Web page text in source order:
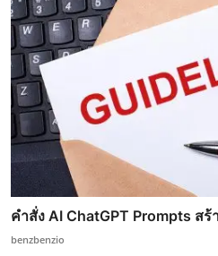
คำสั่ง AI ChatGPT Prompts ส
benzbenzio